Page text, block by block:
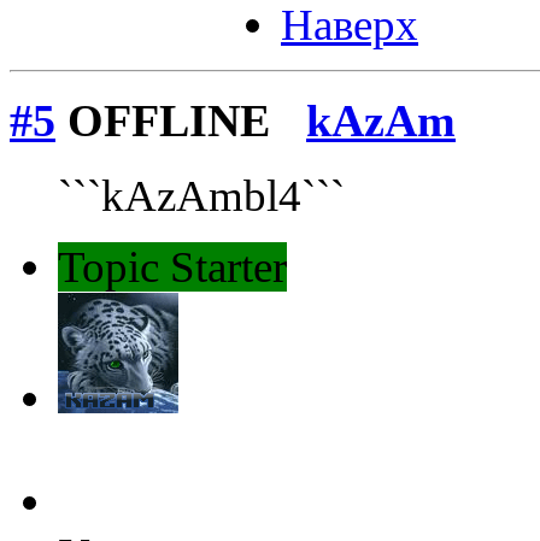
Наверх
#5 OFFLINE kAzAm
```kAzAmbl4```
Topic Starter